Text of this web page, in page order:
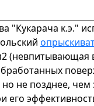
"Кукарача к.э."
(невпитывающая
не позднее, чем
его